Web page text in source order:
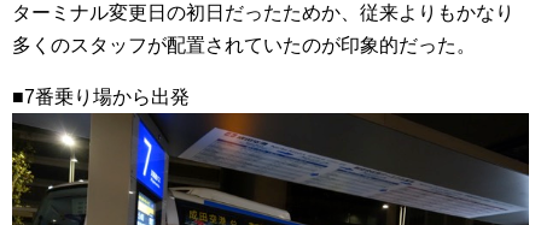
ターミナル変更日の初日だったためか、従来よりもかなり
多くのスタッフが配置されていたのが印象的だった。
■7番乗り場から出発